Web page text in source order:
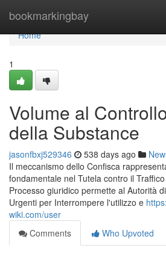
bookmarkingbay
Home
Home
1
Volume al
della Substance
jasonfbxj529346 538 days ago
Il meccanismo dello Confisca
fondamentale nel Tutela contro il
Processo giuridico permette al Autorità
Urgenti per Interrompere l'utilizzo e
wiki.com/user
Comments
Who Upvoted